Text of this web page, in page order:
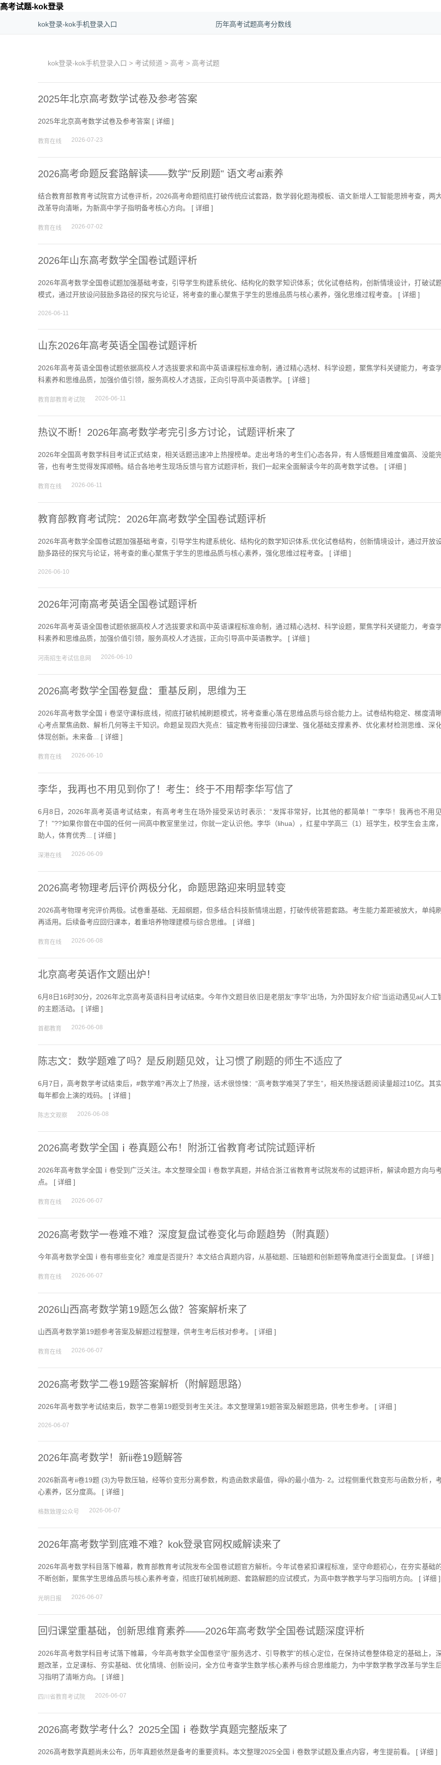
高考试题-kok登录
kok登录-kok手机登录入口 历年高考试题高考分数线
kok登录-kok手机登录入口 > 考试频道 > 高考 > 高考试题
2025年北京高考数学试卷及参考答案
2025年北京高考数学试卷及参考答案 [ 详细 ]
教育在线 2026-07-23
2026高考命题反套路解读——数学"反刷题" 语文考ai素养
结合教育部教育考试院官方试卷评析，2026高考命题彻底打破传统应试套路，数学弱化题海模板、语文新增人工智能思辨考查，两
改革导向清晰，为新高中学子指明备考核心方向。 [ 详细 ]
教育在线 2026-07-02
2026年山东高考数学全国卷试题评析
2026年高考数学全国卷试题加强基础考查，引导学生构建系统化、结构化的数学知识体系；优化试卷结构，创新情境设计，打破试
模式，通过开放设问鼓励多路径的探究与论证，将考查的重心聚焦于学生的思维品质与核心素养，强化思维过程考查。 [ 详细 ]
2026-06-11
山东2026年高考英语全国卷试题评析
2026年高考英语全国卷试题依据高校人才选拔要求和高中英语课程标准命制，通过精心选材、科学设题，聚焦学科关键能力，考查
科素养和思维品质，加强价值引领，服务高校人才选拔，正向引导高中英语教学。 [ 详细 ]
教育部教育考试院 2026-06-11
热议不断！2026年高考数学考完引多方讨论，试题评析来了
2026年全国高考数学科目考试正式结束，相关话题迅速冲上热搜榜单。走出考场的考生们心态各异，有人感慨题目难度偏高、没能
答，也有考生觉得发挥顺畅。结合各地考生现场反馈与官方试题评析，我们一起来全面解读今年的高考数学试卷。 [ 详细 ]
教育在线 2026-06-11
教育部教育考试院：2026年高考数学全国卷试题评析
2026年高考数学全国卷试题加强基础考查，引导学生构建系统化、结构化的数学知识体系;优化试卷结构，创新情境设计，通过开放
励多路径的探究与论证，将考查的重心聚焦于学生的思维品质与核心素养，强化思维过程考查。 [ 详细 ]
2026-06-10
2026年河南高考英语全国卷试题评析
2026年高考英语全国卷试题依据高校人才选拔要求和高中英语课程标准命制，通过精心选材、科学设题，聚焦学科关键能力，考查
科素养和思维品质，加强价值引领，服务高校人才选拔，正向引导高中英语教学。 [ 详细 ]
河南招生考试信息网 2026-06-10
2026高考数学全国卷复盘：重基反刷，思维为王
2026年高考数学全国ⅰ卷坚守课标底线，彻底打破机械刷题模式，将考查重心落在思维品质与综合能力上。试卷结构稳定、梯度清
心考点聚焦函数、解析几何等主干知识。命题呈现四大亮点：锚定教考衔接回归课堂、强化基础支撑素养、优化素材检测思维、深
体现创新。未来备... [ 详细 ]
教育在线 2026-06-10
李华，我再也不用见到你了！考生：终于不用帮李华写信了
6月8日，2026年高考英语考试结束，有高考考生在场外接受采访时表示：“发挥非常好，比其他的都简单！”“李华！我再也不用
了！”??如果你曾在中国的任何一间高中教室里坐过，你就一定认识他。李华（lihua），红星中学高三（1）班学生，校学生会主席
助人，体育优秀... [ 详细 ]
深港在线 2026-06-09
2026高考物理考后评价两极分化，命题思路迎来明显转变
2026高考物理考完评价两极。试卷重基础、无超纲题，但多结合科技新情境出题，打破传统答题套路。考生能力差距被放大，单纯
再适用。后续备考应回归课本，着重培养物理建模与综合思维。 [ 详细 ]
教育在线 2026-06-08
北京高考英语作文题出炉！
6月8日16时30分，2026年北京高考英语科目考试结束。今年作文题目依旧是老朋友“李华”出场，为外国好友介绍“当运动遇见ai(人工
的主题活动。 [ 详细 ]
首都教育 2026-06-08
陈志文：数学题难了吗？是反刷题见效，让习惯了刷题的师生不适应了
6月7日，高考数学考试结束后，#数学难?再次上了热搜，话术很惊悚：“高考数学难哭了学生”，相关热搜话题阅读量超过10亿。其
每年都会上演的戏码。 [ 详细 ]
陈志文观察 2026-06-08
2026高考数学全国ⅰ卷真题公布！附浙江省教育考试院试题评析
2026年高考数学全国ⅰ卷受到广泛关注。本文整理全国ⅰ卷数学真题，并结合浙江省教育考试院发布的试题评析，解读命题方向与
点。 [ 详细 ]
教育在线 2026-06-07
2026高考数学一卷难不难？深度复盘试卷变化与命题趋势（附真题）
今年高考数学全国ⅰ卷有哪些变化？难度是否提升？本文结合真题内容，从基础题、压轴题和创新题等角度进行全面复盘。 [ 详细 ]
教育在线 2026-06-07
2026山西高考数学第19题怎么做？答案解析来了
山西高考数学第19题参考答案及解题过程整理，供考生考后核对参考。 [ 详细 ]
教育在线 2026-06-07
2026高考数学二卷19题答案解析（附解题思路）
2026年高考数学考试结束后，数学二卷第19题受到考生关注。本文整理第19题答案及解题思路，供考生参考。 [ 详细 ]
2026-06-07
2026年高考数学！新ii卷19题解答
2026新高考ii卷19题 (3)为导数压轴，经等价变形分离参数，构造函数求最值，得k的最小值为- 2。过程侧重代数变形与函数分析，
心素养，区分度高。 [ 详细 ]
格数致理公众号 2026-06-07
2026年高考数学到底难不难？kok登录官网权威解读来了
2026年高考数学科目落下帷幕，教育部教育考试院发布全国卷试题官方解析。今年试卷紧扣课程标准，坚守命题初心，在夯实基础
不断创新，聚焦学生思维品质与核心素养考查，彻底打破机械刷题、套路解题的应试模式，为高中数学教学与学习指明方向。 [ 详细 ]
光明日报 2026-06-07
回归课堂重基础，创新思维育素养——2026年高考数学全国卷试题深度评析
2026年高考数学科目考试落下帷幕，今年高考数学全国卷坚守“服务选才、引导教学”的核心定位，在保持试卷整体稳定的基础上，
题改革，立足课标、夯实基础、优化情境、创新设问，全方位考查学生数学核心素养与综合思维能力，为中学数学教学改革与学生
习指明了清晰方向。 [ 详细 ]
四川省教育考试院 2026-06-07
2026高考数学考什么？2025全国ⅰ卷数学真题完整版来了
2026高考数学真题尚未公布，历年真题依然是备考的重要资料。本文整理2025全国ⅰ卷数学试题及重点内容，考生提前看。 [ 详细 ]